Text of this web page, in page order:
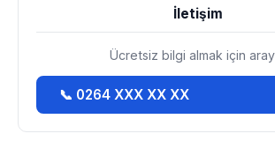
İletişim
Ücretsiz bilgi almak için
📞 0264 XXX XX XX